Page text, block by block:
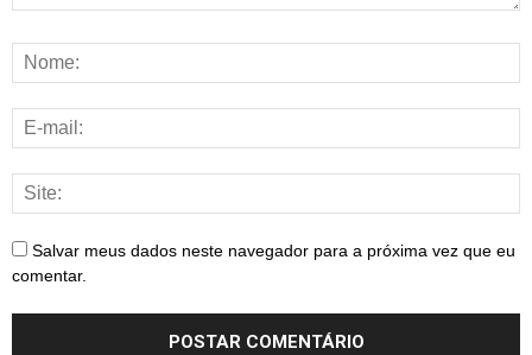
Salvar meus dados neste navegador para a próxima vez que eu
comentar.